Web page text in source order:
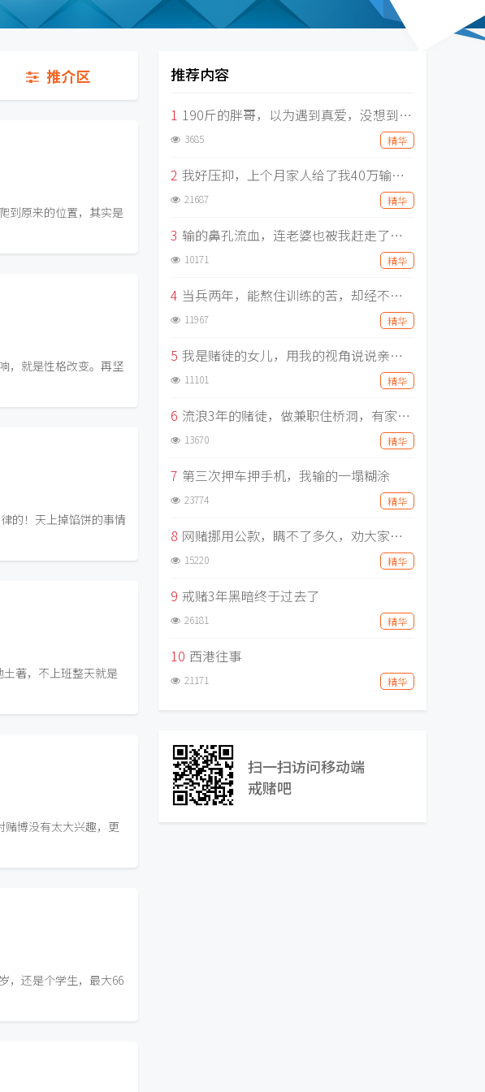
推介区
到原来的位置，其实是
，就是性格改变。再坚
的！天上掉馅饼的事情
著，不上班整天就是
赌博没有太大兴趣，更
，还是个学生，最大66
推荐内容
1 190斤的胖哥，以为遇到真爱，没想到遇到了女赌徒，两个月被骗走30万
3685 精华
2 我好压抑，上个月家人给了我40万输完，还骗走了单纯女友三年工资，走上绝路的赌徒，还有什么事做不出来？
21687 精华
3 输的鼻孔流血，连老婆也被我赶走了，我很想做个正常人，明明不想赌，为什么非要为难我
10171 精华
4 当兵两年，能熬住训练的苦，却经不住赌博诱惑，前后输掉五百万，痛心疾首
11967 精华
5 我是赌徒的女儿，用我的视角说说亲身感受
11101 精华
6 流浪3年的赌徒，做兼职住桥洞，有家不能回
13670 精华
7 第三次押车押手机，我输的一塌糊涂
23774 精华
8 网赌挪用公款，瞒不了多久，劝大家回头吧！
15220 精华
9 戒赌3年黑暗终于过去了
26181 精华
10 西港往事
21171 精华
扫一扫访问移动端
戒赌吧